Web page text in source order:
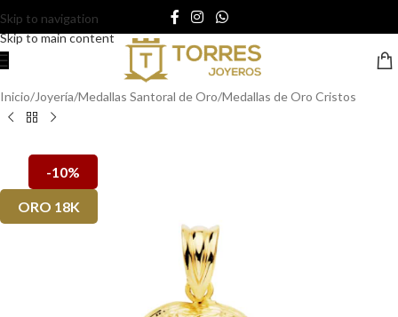
Skip to navigation
Skip to main content
Inicio/Joyería/Medallas Santoral de Oro/Medallas de Oro Cristos
-10%
ORO 18K